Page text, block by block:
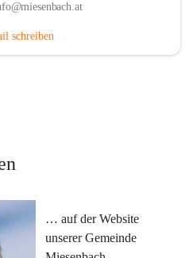
schreiben
… auf der Website
unserer Gemeinde